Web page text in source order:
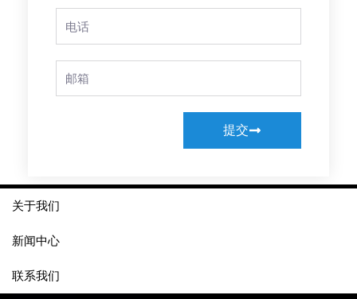
Phone
Email
提交
关于我们
新闻中心
联系我们